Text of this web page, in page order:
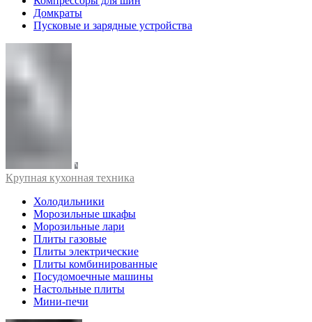
Домкраты
Пусковые и зарядные устройства
Крупная кухонная техника
Холодильники
Морозильные шкафы
Морозильные лари
Плиты газовые
Плиты электрические
Плиты комбинированные
Посудомоечные машины
Настольные плиты
Мини-печи